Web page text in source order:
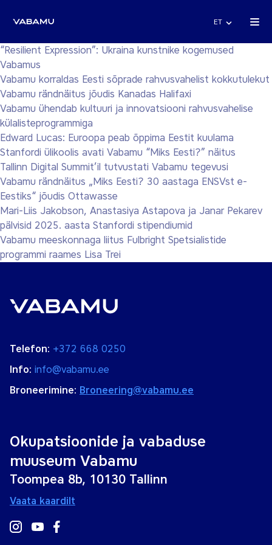
ET
“Resilient Expression”: Ukraina kunstnike kogemused
Vabamus
Vabamu korraldas Eesti sõprade rahvusvahelist kokkutulekut
Vabamu rändnäitus jõudis Kanadas Halifaxi
Vabamu ühendab kultuuri ja innovatsiooni rahvusvahelise
külalisteprogrammiga
Edward Lucas: Euroopa peab õppima Eestit kuulama
Stanfordi ülikoolis avati Vabamu “Miks Eesti?” näitus
Tallinn Digital Summit’il tutvustati Vabamu tegevusi
Vabamu rändnäitus „Miks Eesti? 30 aastaga ENSVst e-
Eestiks“ jõudis Ottawasse
Mari-Liis Jakobson, Anastasiya Astapova ja Janar Pekarev
pälvisid 2025. aasta Stanfordi stipendiumid
Vabamu meeskonnaga liitus Fulbright Spetsialistide
programmi raames Lisa Trei
Telefon: +372 668 0250
Info: info@vabamu.ee
Broneerimine: Broneering@vabamu.ee
Okupatsioonide ja vabaduse
muuseum Vabamu
Toompea 8b, 10130 Tallinn
Vaata kaardilt